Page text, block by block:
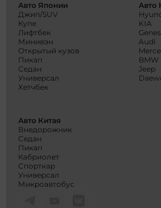
Авто Японии
Джип/SUV
Купе
Лифтбек
Минивэн
Открытый кузов
Пикап
Седан
Универсал
Хетчбек
Авто
KIA
Audi
BMW
Jeep
Авто Китая
Внедорожник
Седан
Пикап
Кабриолет
Спорткар
Универсал
Микроавтобус